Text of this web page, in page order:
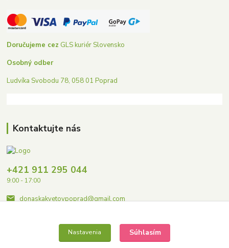
Doručujeme cez GLS kuriér Slovensko
Osobný odber
Ludvíka Svobodu 78, 058 01 Poprad
Kontaktujte nás
+421 911 295 044
9:00 - 17:00
donaskakvetovpoprad@gmail.com
Nastavenia Súhlasím